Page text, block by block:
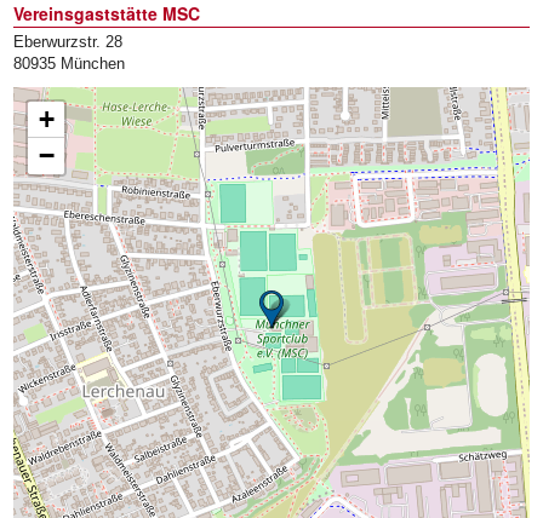
Vereinsgaststätte MSC
Eberwurzstr. 28
80935 München
+
−